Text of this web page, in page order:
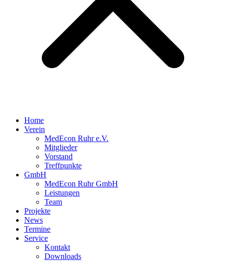
Home
Verein
MedEcon Ruhr e.V.
Mitglieder
Vorstand
Treffpunkte
GmbH
MedEcon Ruhr GmbH
Leistungen
Team
Projekte
News
Termine
Service
Kontakt
Downloads